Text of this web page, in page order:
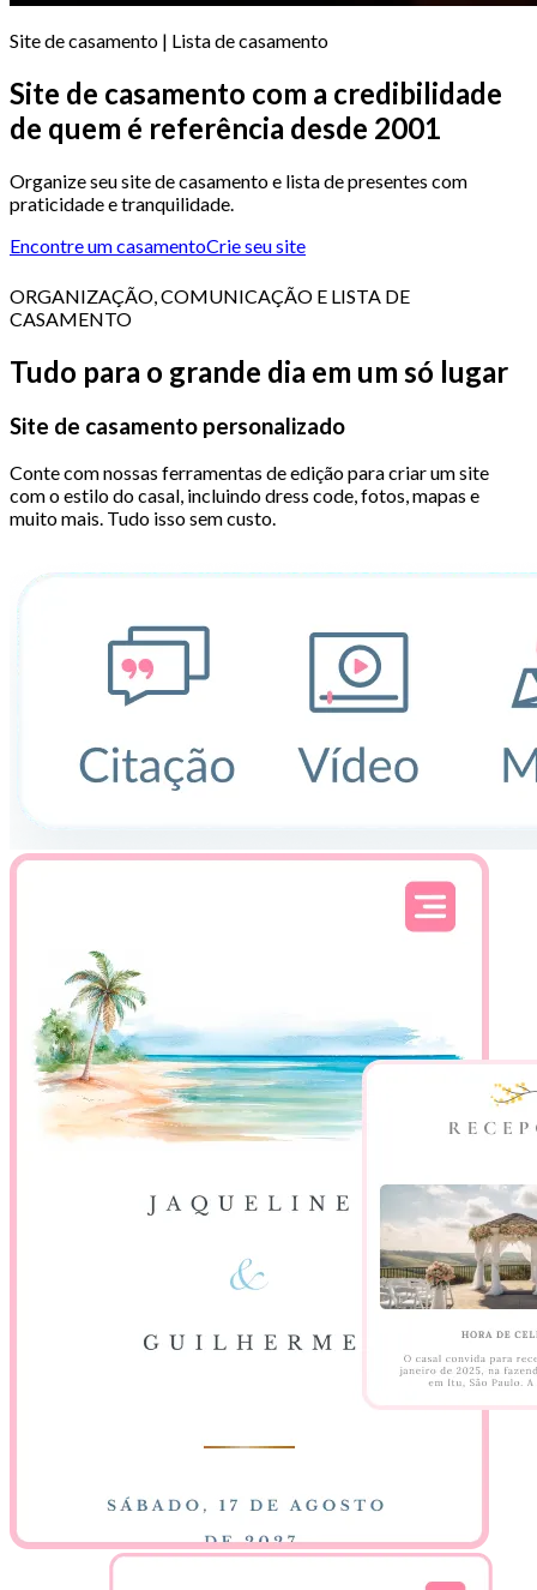
Site de casamento | Lista de casamento
Site de casamento com a credibilidade
de quem é referência desde 2001
Organize seu site de casamento e lista de presentes com
praticidade e tranquilidade.
Encontre um casamentoCrie seu site
ORGANIZAÇÃO, COMUNICAÇÃO E LISTA DE
CASAMENTO
Tudo para o grande dia em um só lugar
Site de casamento personalizado
Conte com nossas ferramentas de edição para criar um site
com o estilo do casal, incluindo dress code, fotos, mapas e
muito mais. Tudo isso sem custo.